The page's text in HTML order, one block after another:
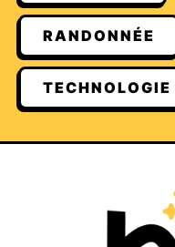
RANDONNÉE
TECHNOLOGIE